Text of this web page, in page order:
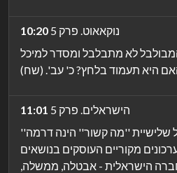
10:20
נוקאאוט. פרק 5
5 יובל המבולבל לא מתבלבל ומסדר למיכל
11:01
הישראלים. פרק 5
''הישראלים'' בכיכובם של שלישיית ''מה קשור'' הינה דרמה
מקוריים העוסקים בנושאים
הישראלית - אבטלה, ממשלה,